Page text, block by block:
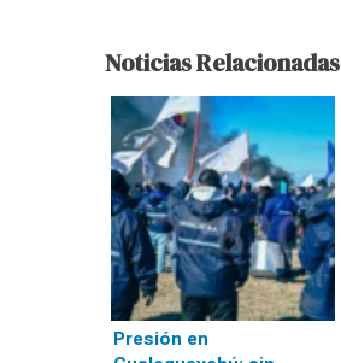
Noticias Relacionadas
Presión en